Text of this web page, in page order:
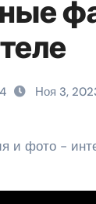
Ноя 3,